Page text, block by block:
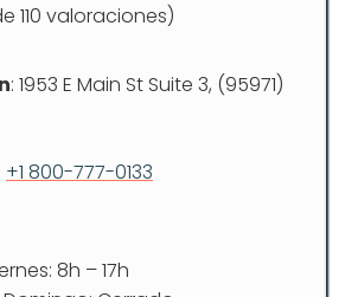
110 valoraciones)
: 1953 E Main St Suite 3, (95971)
+1 800-777-0133
8h – 17h